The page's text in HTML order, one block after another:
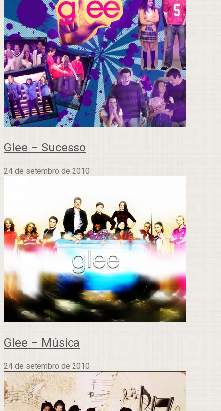
Glee – Sucesso
24 de setembro de 2010
Glee – Música
24 de setembro de 2010